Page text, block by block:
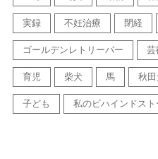
実録 不妊治療 閉経
ゴールデンレトリーバー 芸
育児 柴犬 馬 秋田
子ども 私のビハインドスト